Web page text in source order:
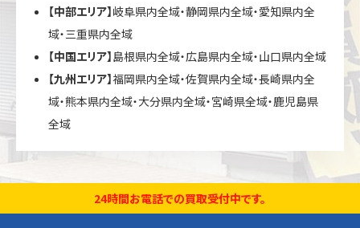
【中部エリア】岐阜県内全域・静岡県内全域・愛知県内全
域・三重県内全域
【中国エリア】島根県内全域・広島県内全域・山口県内全域
【九州エリア】福岡県内全域・佐賀県内全域・長崎県内全
域・熊本県内全域・大分県内全域・宮崎県全域・鹿児島県
全域
24時間お電話での買取受付中です。